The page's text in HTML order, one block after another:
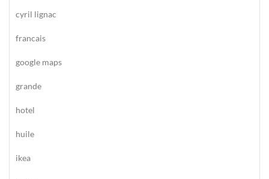
cyril lignac
francais
google maps
grande
hotel
huile
ikea